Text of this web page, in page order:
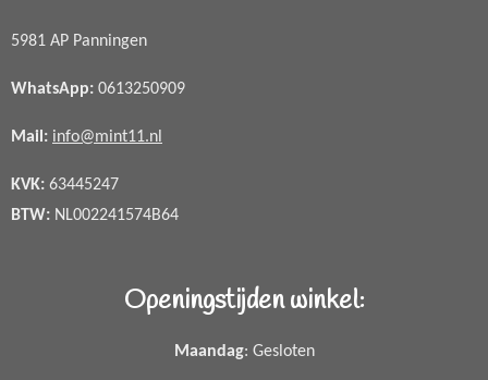
5981 AP Panningen
WhatsApp: 0613250909
Mail: info@mint11.nl
KVK: 63445247
BTW: NL002241574B64
Openingstijden winkel:
Maandag: Gesloten